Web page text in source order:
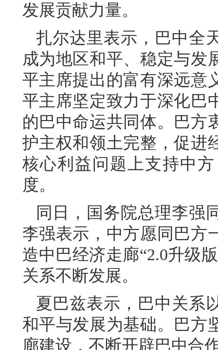
发展贡献力量。
扎尔达里表示，巴中全
成为地区和平、稳定与发
平主席提出的富有深远意
平主席坚定致力于深化巴
的巴中命运共同体。巴方
护主权和领土完整，促进
核心利益问题上支持中
度。
同日，国务院总理李强
李强表示，中方愿同巴方
造中巴经济走廊“2.0升级
关系不断发展。
夏巴兹表示，巴中关系
和平与发展为基础。巴方
廊建设，不断开辟巴中合